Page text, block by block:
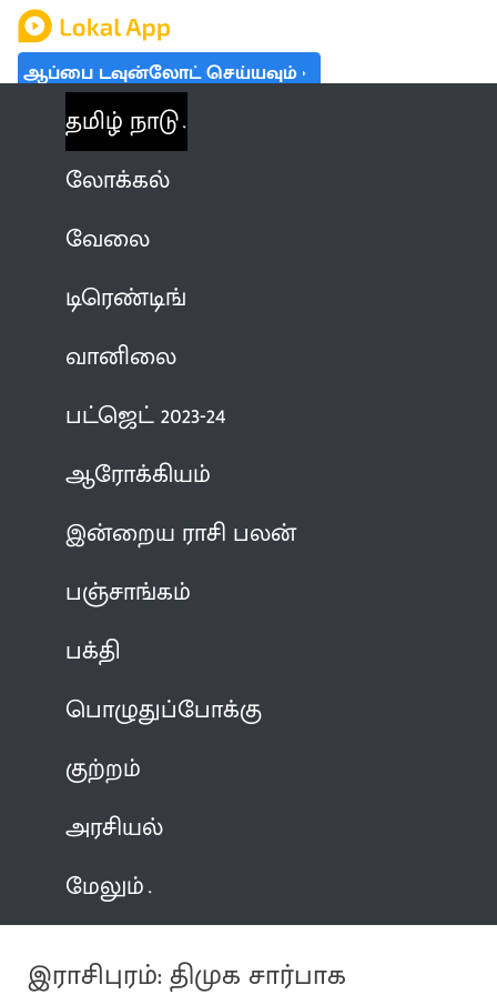
ஆப்பை டவுன்லோட் செய்யவும்
தமிழ் நாடு
லோக்கல்
வேலை
டிரெண்டிங்
வானிலை
பட்ஜெட் 2023-24
ஆரோக்கியம்
இன்றைய ராசி பலன்
பஞ்சாங்கம்
பக்தி
பொழுதுப்போக்கு
குற்றம்
அரசியல்
மேலும்
இராசிபுரம்: திமுக சார்பாக